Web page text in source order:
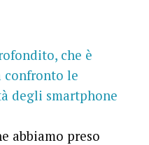
che è
confronto le
degli smartphone
abbiamo preso